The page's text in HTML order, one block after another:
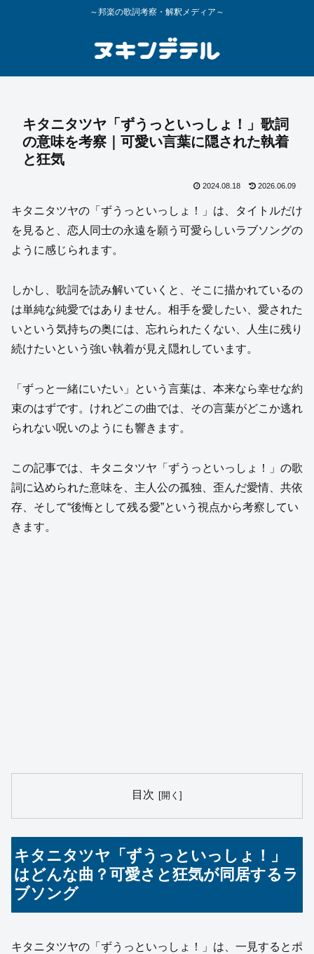
～邦楽の歌詞考察・解釈メディア～
キタニタツヤ「ずうっといっしょ！」歌詞
の意味を考察｜可愛い言葉に隠された執着
と狂気
2024.08.18 2026.06.09
キタニタツヤの「ずうっといっしょ！」は、タイトルだけ
を見ると、恋人同士の永遠を願う可愛らしいラブソングの
ように感じられます。
しかし、歌詞を読み解いていくと、そこに描かれているの
は単純な純愛ではありません。相手を愛したい、愛された
いという気持ちの奥には、忘れられたくない、人生に残り
続けたいという強い執着が見え隠れしています。
「ずっと一緒にいたい」という言葉は、本来なら幸せな約
束のはずです。けれどこの曲では、その言葉がどこか逃れ
られない呪いのようにも響きます。
この記事では、キタニタツヤ「ずうっといっしょ！」の歌
詞に込められた意味を、主人公の孤独、歪んだ愛情、共依
存、そして“後悔として残る愛”という視点から考察してい
きます。
目次
キタニタツヤ「ずうっといっしょ！」
はどんな曲？可愛さと狂気が同居するラ
ブソング
キタニタツヤの「ずうっといっしょ！」は、一見するとポ